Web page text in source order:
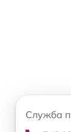
Служба